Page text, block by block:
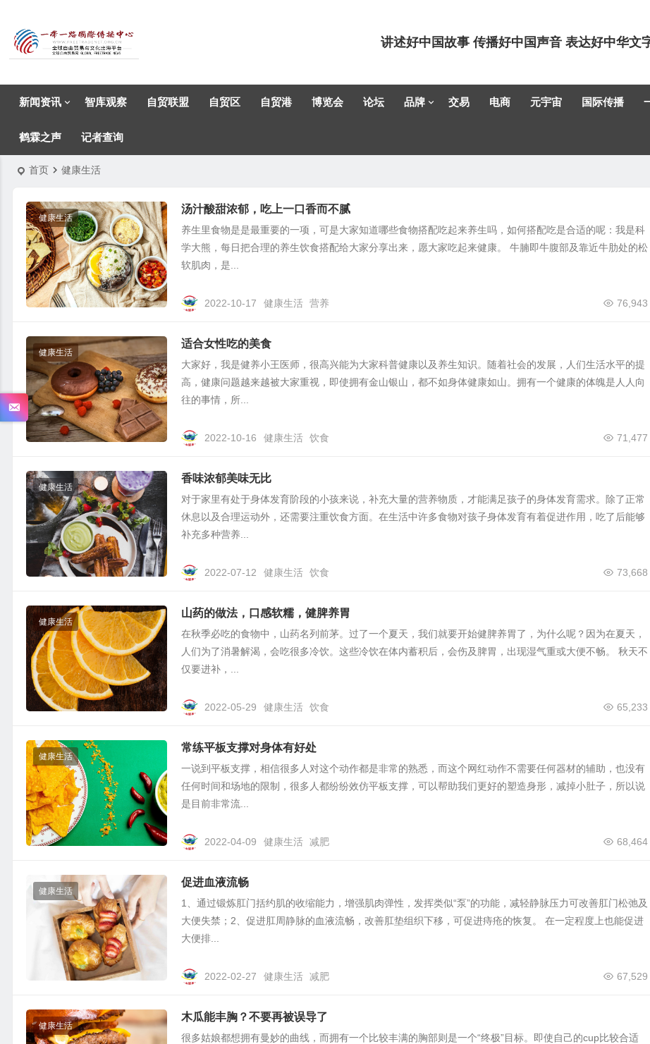
讲述好中国故事 传播好中国声音 表达好中华文
新闻资讯 智库观察 自贸联盟 自贸区 自贸港 博览会 论坛 品牌 交易 电商 元宇宙 国际传播
鹤霖之声 记者查询
首页 健康生活
健康生活
汤汁酸甜浓郁，吃上一口香而不腻
养生里食物是是最重要的一项，可是大家知道哪些食物搭配吃起来养生吗，如何搭配吃是合适的呢：我是科
学大熊，每日把合理的养生饮食搭配给大家分享出来，愿大家吃起来健康。 牛腩即牛腹部及靠近牛肋处的松
软肌肉，是...
2022-10-17 76,943
健康生活 营养
健康生活
适合女性吃的美食
大家好，我是健养小王医师，很高兴能为大家科普健康以及养生知识。随着社会的发展，人们生活水平的提
高，健康问题越来越被大家重视，即使拥有金山银山，都不如身体健康如山。拥有一个健康的体魄是人人向
往的事情，所...
2022-10-16 71,477
健康生活 饮食
健康生活
香味浓郁美味无比
对于家里有处于身体发育阶段的小孩来说，补充大量的营养物质，才能满足孩子的身体发育需求。除了正常
休息以及合理运动外，还需要注重饮食方面。在生活中许多食物对孩子身体发育有着促进作用，吃了后能够
补充多种营养...
2022-07-12 73,668
健康生活 饮食
健康生活
山药的做法，口感软糯，健脾养胃
在秋季必吃的食物中，山药名列前茅。过了一个夏天，我们就要开始健脾养胃了，为什么呢？因为在夏天，
人们为了消暑解渴，会吃很多冷饮。这些冷饮在体内蓄积后，会伤及脾胃，出现湿气重或大便不畅。 秋天不
仅要进补，...
2022-05-29 65,233
健康生活 饮食
健康生活
常练平板支撑对身体有好处
一说到平板支撑，相信很多人对这个动作都是非常的熟悉，而这个网红动作不需要任何器材的辅助，也没有
任何时间和场地的限制，很多人都纷纷效仿平板支撑，可以帮助我们更好的塑造身形，减掉小肚子，所以说
是目前非常流...
2022-04-09 68,464
健康生活 减肥
健康生活
促进血液流畅
1、通过锻炼肛门括约肌的收缩能力，增强肌肉弹性，发挥类似“泵”的功能，减轻静脉压力可改善肛门松弛及
大便失禁；2、促进肛周静脉的血液流畅，改善肛垫组织下移，可促进痔疮的恢复。 在一定程度上也能促进
大便排...
2022-02-27 67,529
健康生活 减肥
健康生活
木瓜能丰胸？不要再被误导了
很多姑娘都想拥有曼妙的曲线，而拥有一个比较丰满的胸部则是一个“终极”目标。即使自己的cup比较合适